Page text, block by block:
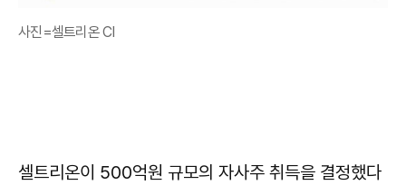
사진=셀트리온 CI
셀트리온이 500억원 규모의 자사주 취득을 결정했다